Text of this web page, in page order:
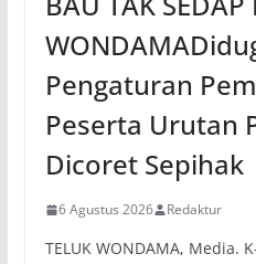
Pengaturan
Peserta Urutan
Dicoret Sepihak
6 Agustus 2026 Redaktur
TELUK WONDAMA, Media.